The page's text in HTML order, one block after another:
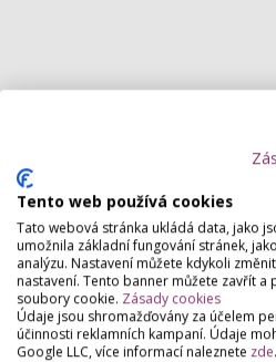
Tento web používá cookies
Tato webová stránka ukládá data, jako
umožnila základní fungování stránek,
analýzu. Nastavení můžete kdykoli
nastavení. Tento banner můžete zavřít
soubory cookie. Zásady cookies
Údaje jsou shromažďovány za účelem
účinnosti reklamních kampaní. Údaje
Google LLC, více informací naleznete zde.